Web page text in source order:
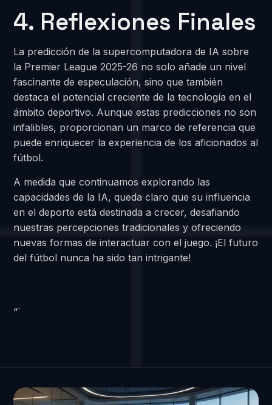
4. Reflexiones Finales
La predicción de la supercomputadora de IA sobre
la Premier League 2025-26 no solo añade un nivel
fascinante de especulación, sino que también
destaca el potencial creciente de la tecnología en el
ámbito deportivo. Aunque estas predicciones no son
infalibles, proporcionan un marco de referencia que
puede enriquecer la experiencia de los aficionados al
fútbol.
A medida que continuamos explorando las
capacidades de la IA, queda claro que su influencia
en el deporte está destinada a crecer, desafiando
nuestras percepciones tradicionales y ofreciendo
nuevas formas de interactuar con el juego. ¡El futuro
del fútbol nunca ha sido tan intrigante!
“`